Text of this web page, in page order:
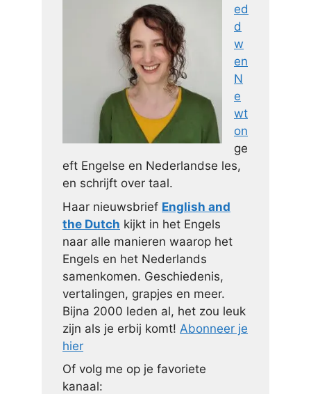
ed
d
w
en
N
e
wt
on
ge
eft Engelse en Nederlandse les,
en schrijft over taal.
Haar nieuwsbrief English and
the Dutch kijkt in het Engels
naar alle manieren waarop het
Engels en het Nederlands
samenkomen. Geschiedenis,
vertalingen, grapjes en meer.
Bijna 2000 leden al, het zou leuk
zijn als je erbij komt! Abonneer je
hier
Of volg me op je favoriete
kanaal: